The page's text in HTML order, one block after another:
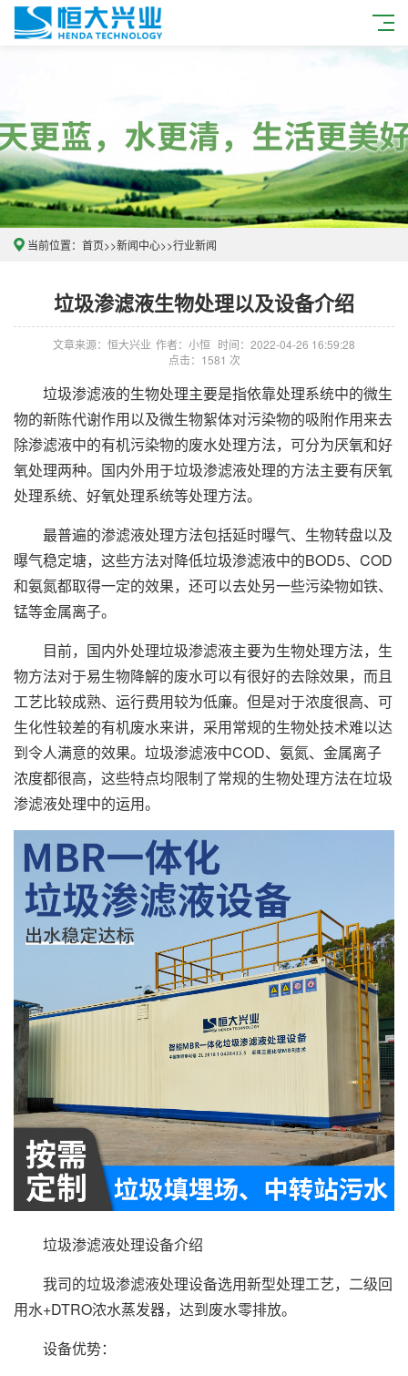
当前位置： 首页>>新闻中心>>行业新闻
垃圾渗滤液生物处理以及设备介绍
文章来源：恒大兴业 作者：小恒 时间：2022-04-26 16:59:28
点击：1581 次
垃圾渗滤液的生物处理主要是指依靠处理系统中的微生
物的新陈代谢作用以及微生物絮体对污染物的吸附作用来去
除渗滤液中的有机污染物的废水处理方法，可分为厌氧和好
氧处理两种。国内外用于垃圾渗滤液处理的方法主要有厌氧
处理系统、好氧处理系统等处理方法。
最普遍的渗滤液处理方法包括延时曝气、生物转盘以及
曝气稳定塘，这些方法对降低垃圾渗滤液中的BOD5、COD
和氨氮都取得一定的效果，还可以去处另一些污染物如铁、
锰等金属离子。
目前，国内外处理垃圾渗滤液主要为生物处理方法，生
物方法对于易生物降解的废水可以有很好的去除效果，而且
工艺比较成熟、运行费用较为低廉。但是对于浓度很高、可
生化性较差的有机废水来讲，采用常规的生物处技术难以达
到令人满意的效果。垃圾渗滤液中COD、氨氮、金属离子
浓度都很高，这些特点均限制了常规的生物处理方法在垃圾
渗滤液处理中的运用。
垃圾渗滤液处理设备介绍
我司的垃圾渗滤液处理设备选用新型处理工艺，二级回
用水+DTRO浓水蒸发器，达到废水零排放。
设备优势：